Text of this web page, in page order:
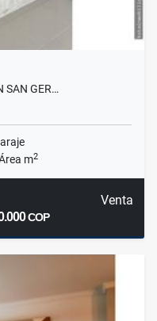
SAN GER…
m2
Venta
COP